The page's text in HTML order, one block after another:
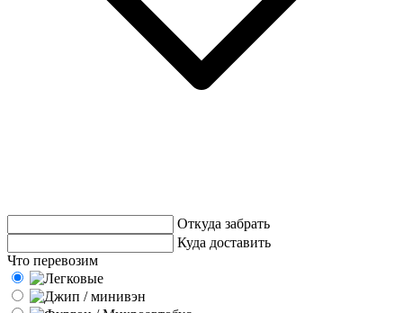
Откуда забрать
Куда доставить
Что перевозим